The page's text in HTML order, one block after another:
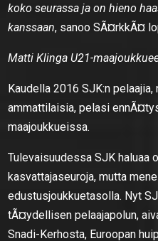
koko seurassa ja on hieno
kanssaan, sanoo SÃ¤rkkÃ¤
Matti Klinga U21-
Kaudella 2016 SJK:n
ammattilaisia, pelasi
maajoukkueissa.
Tulevaisuudessa SJK haluaa
kasvattajaseuroja, mutta
edustusjoukkuetasolla. Nyt
tÃ¤ydellisen pelaajapolun,
Snadi-Kerhosta, Euroopan